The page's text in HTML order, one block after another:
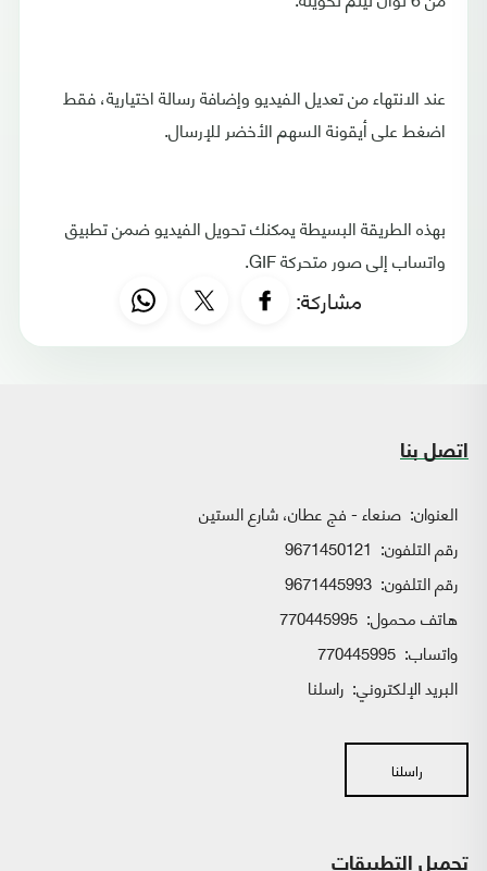
عند الانتهاء من تعديل الفيديو وإضافة رسالة اختيارية، فقط
اضغط على أيقونة السهم الأخضر للإرسال.
بهذه الطريقة البسيطة يمكنك تحويل الفيديو ضمن تطبيق
واتساب إلى صور متحركة GIF.
مشاركة:
اتصل بنا
العنوان: صنعاء - فج عطان، شارع الستين
رقم التلفون: 9671450121
رقم التلفون: 9671445993
هاتف محمول: 770445995
واتساب:
البريد الإلكتروني: راسلنا
راسلنا
تحميل التطبيقات